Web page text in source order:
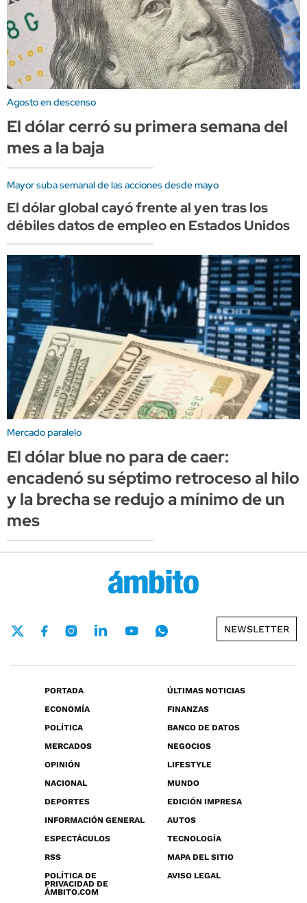
Agosto en descenso
El dólar cerró su primera semana del
mes a la baja
Mayor suba semanal de las acciones desde mayo
El dólar global cayó frente al yen tras los
débiles datos de empleo en Estados Unidos
Mercado paralelo
El dólar blue no para de caer:
encadenó su séptimo retroceso al hilo
y la brecha se redujo a mínimo de un
mes
NEWSLETTER
PORTADA
ÚLTIMAS NOTICIAS
ECONOMÍA
FINANZAS
POLÍTICA
BANCO DE DATOS
MERCADOS
NEGOCIOS
OPINIÓN
LIFESTYLE
NACIONAL
MUNDO
DEPORTES
EDICIÓN IMPRESA
INFORMACIÓN GENERAL
AUTOS
ESPECTÁCULOS
TECNOLOGÍA
RSS
MAPA DEL SITIO
POLÍTICA DE
PRIVACIDAD DE
ÁMBITO.COM
AVISO LEGAL